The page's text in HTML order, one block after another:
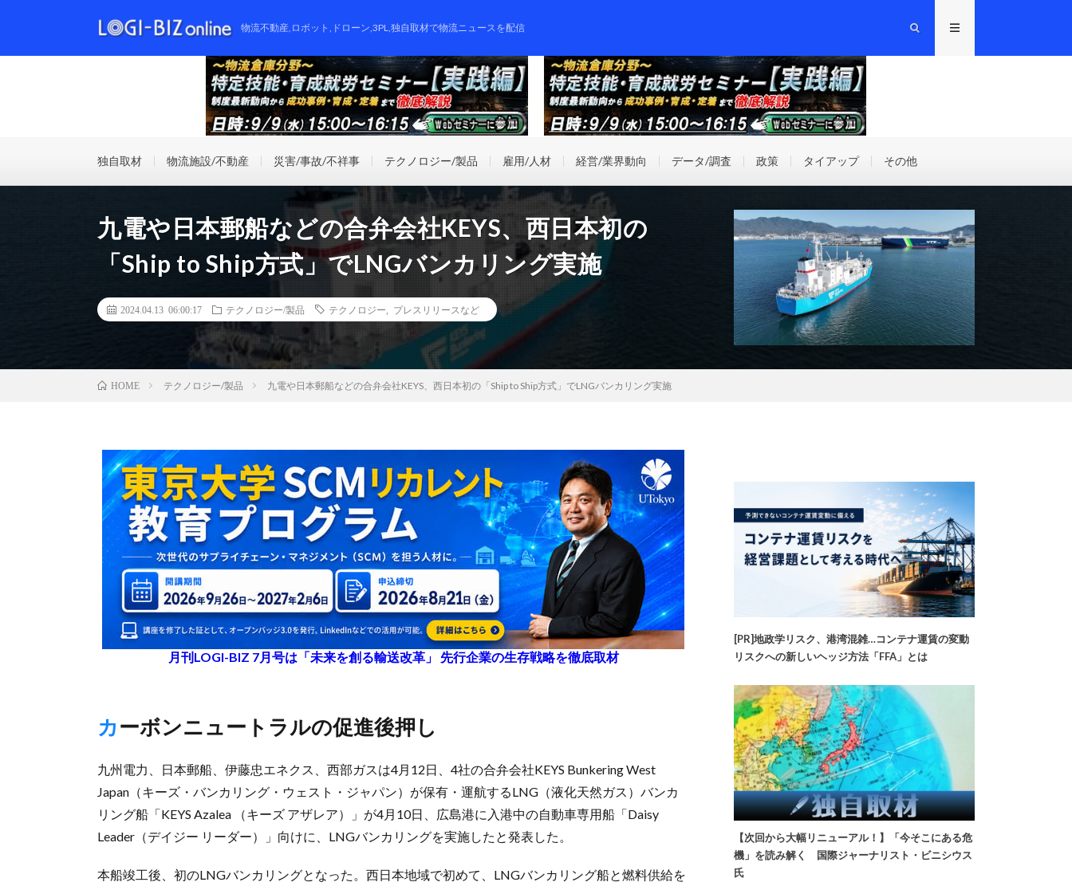
物流不動産,ロボット,ドローン,3PL,独自取材で物流ニュースを配信
独自取材 物流施設/不動産 災害/事故/不祥事 テクノロジー/製品 雇用/人材 経営/業界動向 データ/調査 政策 タイアップ その他
九電や日本郵船などの合弁会社KEYS、西日本初の
「Ship to Ship方式」でLNGバンカリング実施
2024.04.13 06:00:17 テクノロジー/製品 テクノロジー プレスリリースなど
HOME テクノロジー/製品 九電や日本郵船などの合弁会社KEYS、西日本初の「Ship to Ship方式」でLNGバンカリング実施
月刊LOGI-BIZ 7月号は「未来を創る輸送改革」 先行企業の生存戦略を徹底取材
カーボンニュートラルの促進後押し
九州電力、日本郵船、伊藤忠エネクス、西部ガスは4月12日、4社の合弁会社KEYS Bunkering West
Japan（キーズ・バンカリング・ウェスト・ジャパン）が保有・運航するLNG（液化天然ガス）バンカ
リング船「KEYS Azalea （キーズ アザレア）」が4月10日、広島港に入港中の自動車専用船「Daisy
Leader（デイジー リーダー）」向けに、LNGバンカリングを実施したと発表した。
本船竣工後、初のLNGバンカリングとなった。西日本地域で初めて、LNGバンカリング船と燃料供給を
[PR]地政学リスク、港湾混雑…コンテナ運賃の変動
リスクへの新しいヘッジ方法「FFA」とは
【次回から大幅リニューアル！】「今そこにある危
機」を読み解く 国際ジャーナリスト・ビニシウス
氏